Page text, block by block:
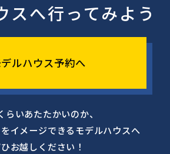
スへ行ってみよう
デルハウス予約へ
らいあたたかいのか、
イメージできるモデルハウスへ
お越しください！